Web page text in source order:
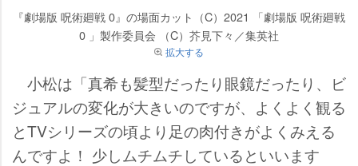
『劇場版 呪術廻戦 0』の場面カット（C）2021 「劇場版 呪術廻戦
0 」製作委員会 （C）芥見下々／集英社
拡大する
小松は「真希も髪型だったり眼鏡だったり、ビ
ジュアルの変化が大きいのですが、よくよく観る
とTVシリーズの頃より足の肉付きがよくみえる
んですよ！ 少しムチムチしているといいます